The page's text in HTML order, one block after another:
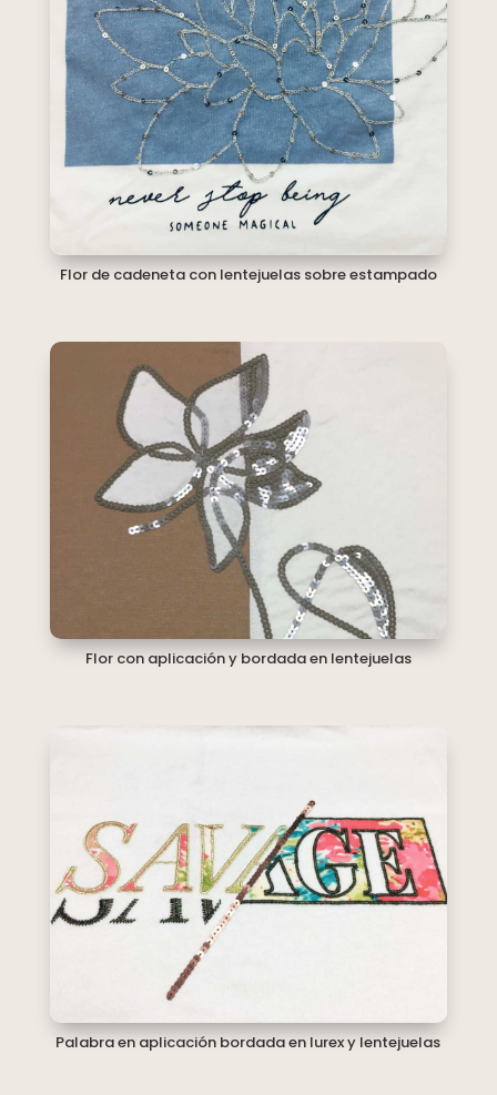
Flor de cadeneta con lentejuelas sobre estampado
Flor con aplicación y bordada en lentejuelas
Palabra en aplicación bordada en lurex y lentejuelas